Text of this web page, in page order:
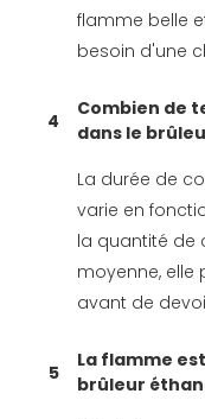
flamme belle
besoin d'une
4
Combien de
dans le
La durée de
varie en
la quantité de
moyenne, elle
avant de
5
La flamme
brûleur